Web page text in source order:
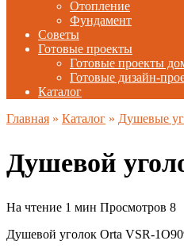
Отопление
Фундамент
Советы
Готовые проекты
Готовые проекты
Готовые дизайн-
Каталог
Главная » Каталог » Душевые
Душевой
На чтение 1 мин Просмотров 8
Душевой уголок Orta VSR-